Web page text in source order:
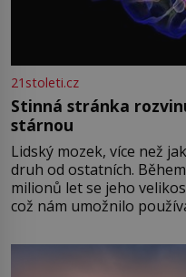
21stoleti.cz
Stinná stránka
stárnou
Lidský mozek, více než
druh od ostatních.
milionů let se jeho
což nám umožnilo